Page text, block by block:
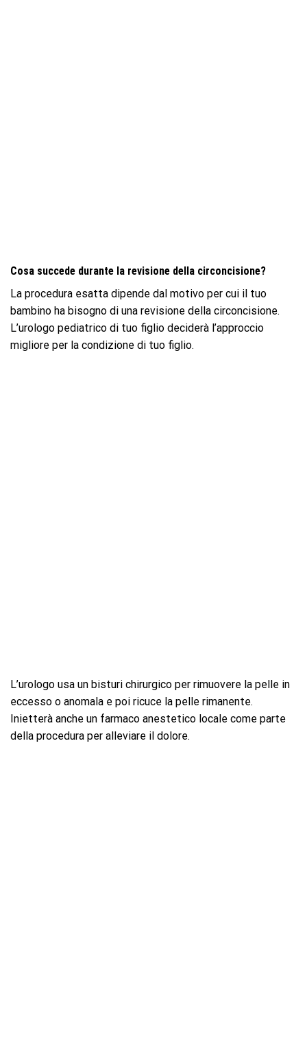
Cosa succede durante la revisione della circoncisione?
La procedura esatta dipende dal motivo per cui il tuo
bambino ha bisogno di una revisione della circoncisione.
L’urologo pediatrico di tuo figlio deciderà l’approccio
migliore per la condizione di tuo figlio.
L’urologo usa un bisturi chirurgico per rimuovere la pelle in
eccesso o anomala e poi ricuce la pelle rimanente.
Inietterà anche un farmaco anestetico locale come parte
della procedura per alleviare il dolore.